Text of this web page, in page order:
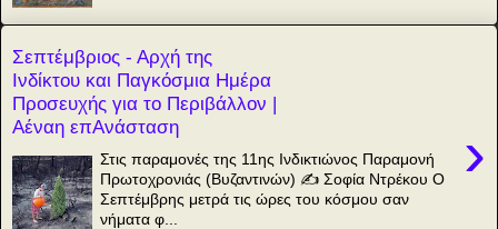
Σεπτέμβριος - Αρχή της
Ινδίκτου και Παγκόσμια Ημέρα
Προσευχής για το Περιβάλλον |
Αέναη επΑνάσταση
›
Στις παραμονές της 11ης Ινδικτιώνος Παραμονή
Πρωτοχρονιάς (Βυζαντινών) ✍️ Σοφία Ντρέκου Ο
Σεπτέμβρης μετρά τις ώρες του κόσμου σαν
νήματα φ...